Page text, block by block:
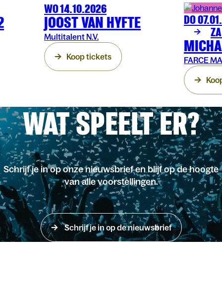
COMEDYARENBERG
WO 14.10.2026
JOOST VAN HYFTE
Multitalent N.V.
Koop tickets
COMEDY
DO
FARCE
WAT SPEELT ER?
Schrijf je in op onze nieuwsbrief en blijf op de hoogte
van alle voorstellingen.
Schrijf je in op de nieuwsbrief